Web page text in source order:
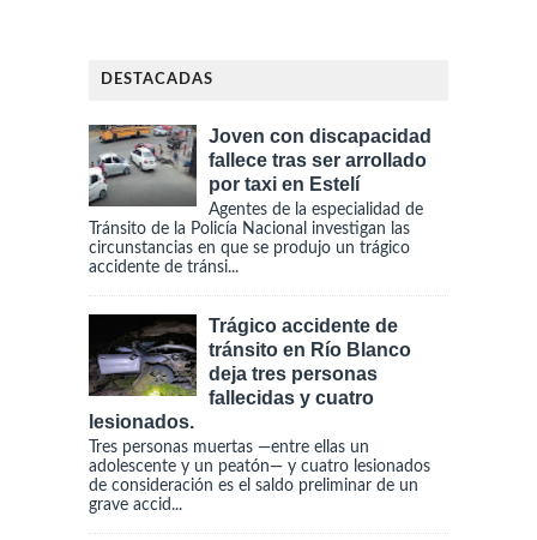
DESTACADAS
Joven con discapacidad
fallece tras ser arrollado
por taxi en Estelí
Agentes de la especialidad de
Tránsito de la Policía Nacional investigan las
circunstancias en que se produjo un trágico
accidente de tránsi...
Trágico accidente de
tránsito en Río Blanco
deja tres personas
fallecidas y cuatro
lesionados.
Tres personas muertas —entre ellas un
adolescente y un peatón— y cuatro lesionados
de consideración es el saldo preliminar de un
grave accid...